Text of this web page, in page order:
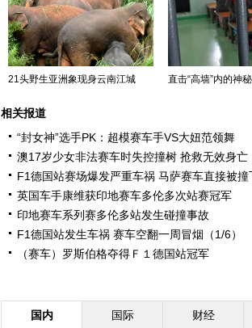
21头野生亚洲象现身云南江城 直击“高墙”内的神
相关报道
“封女神”选手PK：超模赛车手VS大妞范领舞
澳17岁少女非法赛车时失控撞树 抢救无效身亡
F1德国站赛场爆发严重车祸 马萨赛车直接被撞
英国车手康维获印地赛车多伦多次站赛冠军
印地赛车系列赛多伦多站发生碰撞事故
F1德国站发生车祸 赛车空翻一周冒烟（1/6）
（赛车）罗斯伯格夺得Ｆ１德国站冠军
国内 国际 财经